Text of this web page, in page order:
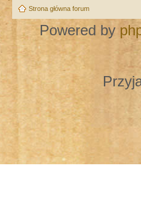
Strona główna forum
Powered by